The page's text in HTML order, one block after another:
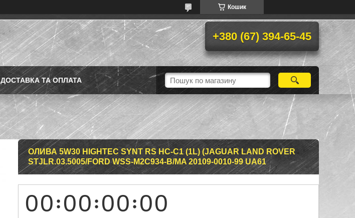
Кошик
+380 (67) 394-65-45
ДОСТАВКА ТА ОПЛАТА
ОЛИВА 5W30 HIGHTEC SYNT RS HC-C1 (1L) (JAGUAR LAND ROVER
STJLR.03.5005/FORD WSS-M2C934-B/MA 20109-0010-99 UA61
00 00 00 00